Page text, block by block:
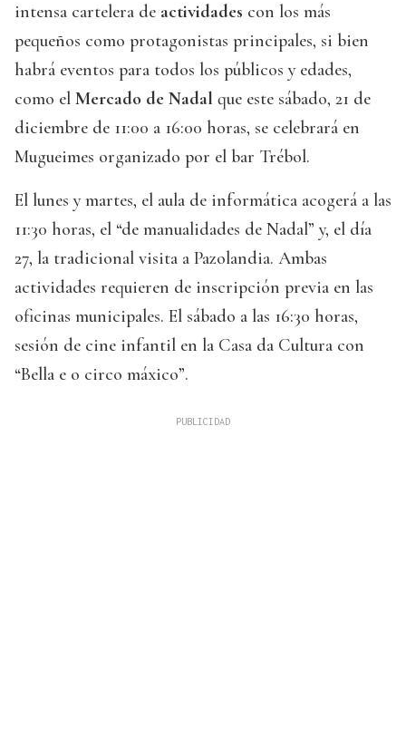
intensa cartelera de actividades con los más
pequeños como protagonistas principales, si bien
habrá eventos para todos los públicos y edades,
como el Mercado de Nadal que este sábado, 21 de
diciembre de 11:00 a 16:00 horas, se celebrará en
Mugueimes organizado por el bar Trébol.
El lunes y martes, el aula de informática acogerá a las
11:30 horas, el “de manualidades de Nadal” y, el día
27, la tradicional visita a Pazolandia. Ambas
actividades requieren de inscripción previa en las
oficinas municipales. El sábado a las 16:30 horas,
sesión de cine infantil en la Casa da Cultura con
“Bella e o circo máxico”.